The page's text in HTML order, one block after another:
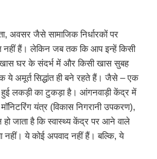
अवसर जैसे सामाजिक निर्धारकों पर
नहीं हैं। लेकिन जब तक कि आप इन्हें किसी
घर के संदर्भ में और किसी खास सुबह
ये अमूर्त सिद्धांत ही बने रहते हैं। जैसे – एक
हुई लकड़ी का टुकड़ा है। आंगनवाड़ी केंद्र में
यंत्र (विकास निगरानी उपकरण),
जाता है कि स्वास्थ्य केंद्र पर आने वाले
नहीं। ये कोई अपवाद नहीं हैं। बल्कि, ये